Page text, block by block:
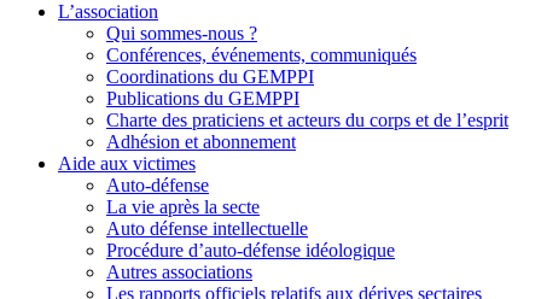
L’association
Qui sommes-nous ?
Conférences, événements, communiqués
Coordinations du GEMPPI
Publications du GEMPPI
Charte des praticiens et acteurs du corps et de l’esprit
Adhésion et abonnement
Aide aux victimes
Auto-défense
La vie après la secte
Auto défense intellectuelle
Procédure d’auto-défense idéologique
Autres associations
Les rapports officiels relatifs aux dérives sectaires